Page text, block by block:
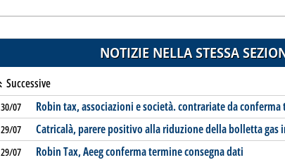
NOTIZIE NELLA STESSA
Successive
30/07 Robin tax, associazioni e società. contrariate da
29/07 Catricalà, parere positivo alla riduzione della bolletta gas
29/07 Robin Tax, Aeeg conferma termine consegna dati